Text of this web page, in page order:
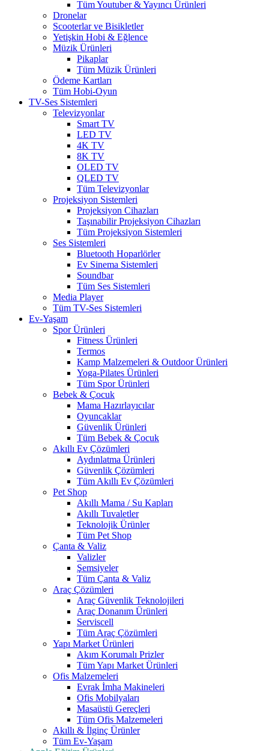
Tüm Youtuber & Yayıncı Ürünleri
Dronelar
Scooterlar ve Bisikletler
Yetişkin Hobi & Eğlence
Müzik Ürünleri
Pikaplar
Tüm Müzik Ürünleri
Ödeme Kartları
Tüm Hobi-Oyun
TV-Ses Sistemleri
Televizyonlar
Smart TV
LED TV
4K TV
8K TV
OLED TV
QLED TV
Tüm Televizyonlar
Projeksiyon Sistemleri
Projeksiyon Cihazları
Taşınabilir Projeksiyon Cihazları
Tüm Projeksiyon Sistemleri
Ses Sistemleri
Bluetooth Hoparlörler
Ev Sinema Sistemleri
Soundbar
Tüm Ses Sistemleri
Media Player
Tüm TV-Ses Sistemleri
Ev-Yaşam
Spor Ürünleri
Fitness Ürünleri
Termos
Kamp Malzemeleri & Outdoor Ürünleri
Yoga-Pilates Ürünleri
Tüm Spor Ürünleri
Bebek & Çocuk
Mama Hazırlayıcılar
Oyuncaklar
Güvenlik Ürünleri
Tüm Bebek & Çocuk
Akıllı Ev Çözümleri
Aydınlatma Ürünleri
Güvenlik Çözümleri
Tüm Akıllı Ev Çözümleri
Pet Shop
Akıllı Mama / Su Kapları
Akıllı Tuvaletler
Teknolojik Ürünler
Tüm Pet Shop
Çanta & Valiz
Valizler
Şemsiyeler
Tüm Çanta & Valiz
Araç Çözümleri
Araç Güvenlik Teknolojileri
Araç Donanım Ürünleri
Serviscell
Tüm Araç Çözümleri
Yapı Market Ürünleri
Akım Korumalı Prizler
Tüm Yapı Market Ürünleri
Ofis Malzemeleri
Evrak İmha Makineleri
Ofis Mobilyaları
Masaüstü Gereçleri
Tüm Ofis Malzemeleri
Akıllı & İlginç Ürünler
Tüm Ev-Yaşam